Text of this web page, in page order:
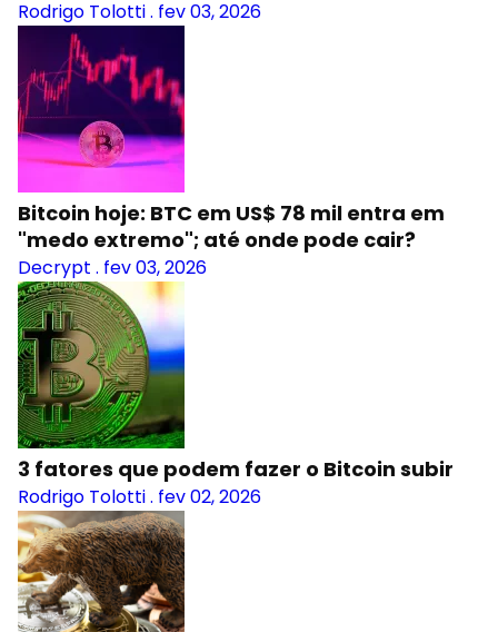
Rodrigo Tolotti. fev 03, 2026
Bitcoin hoje: BTC em US$ 78 mil entra em
"medo extremo"; até onde pode cair?
Decrypt . fev 03, 2026
3 fatores que podem fazer o Bitcoin subir
Rodrigo Tolotti. fev 02, 2026